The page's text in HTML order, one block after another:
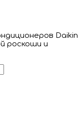
Daikin
роскоши и